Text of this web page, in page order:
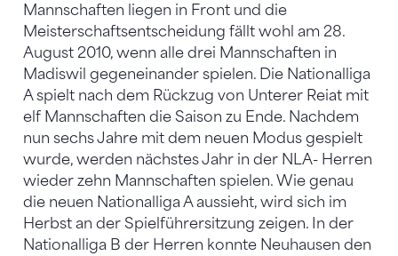
Mannschaften liegen in Front und die
Meisterschaftsentscheidung fällt wohl am 28.
August 2010, wenn alle drei Mannschaften in
Madiswil gegeneinander spielen. Die Nationalliga
A spielt nach dem Rückzug von Unterer Reiat mit
elf Mannschaften die Saison zu Ende. Nachdem
nun sechs Jahre mit dem neuen Modus gespielt
wurde, werden nächstes Jahr in der NLA- Herren
wieder zehn Mannschaften spielen. Wie genau
die neuen Nationalliga A aussieht, wird sich im
Herbst an der Spielführersitzung zeigen. In der
Nationalliga B der Herren konnte Neuhausen den